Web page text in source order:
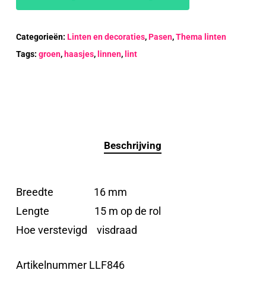
Categorieën: Linten en decoraties,Pasen,Thema linten
Tags: groen, haasjes, linnen, lint
Beschrijving
Breedte 16 mm
Lengte 15 m op de rol
Hoe verstevigd visdraad
Artikelnummer LLF846